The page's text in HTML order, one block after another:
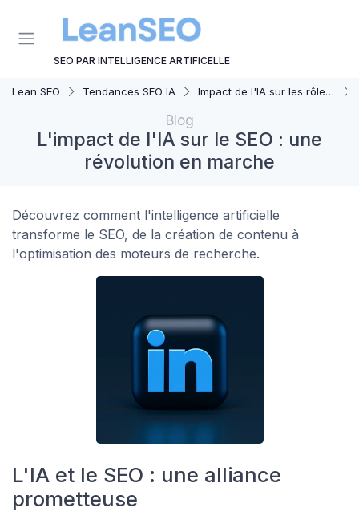
SEO PAR INTELLIGENCE ARTIFICELLE
Lean SEO Tendances SEO IA Impact de l'IA sur les rôles SEO
Blog
L'impact de l'IA sur le SEO : une
révolution en marche
Découvrez comment l'intelligence artificielle
transforme le SEO, de la création de contenu à
l'optimisation des moteurs de recherche.
L'IA et le SEO : une alliance
prometteuse